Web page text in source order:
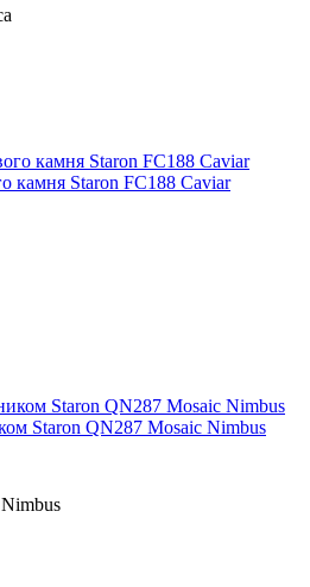
камня Staron FC188 Caviar
Staron QN287 Mosaic Nimbus